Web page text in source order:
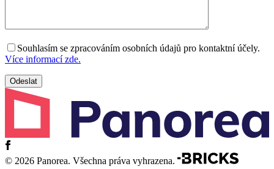
Souhlasím se zpracováním osobních údajů pro kontaktní účely.
Více informací zde.
© 2026 Panorea. Všechna práva vyhrazena.